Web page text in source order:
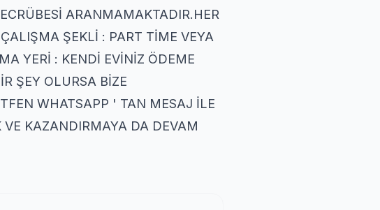
ARANMAMAKTADIR.HER
ŞEKLİ : PART TİME VEYA
YERİ : KENDİ EVİNİZ ÖDEME
ŞEY OLURSA BİZE
WHATSAPP ' TAN MESAJ İLE
KAZANDIRMAYA DA DEVAM